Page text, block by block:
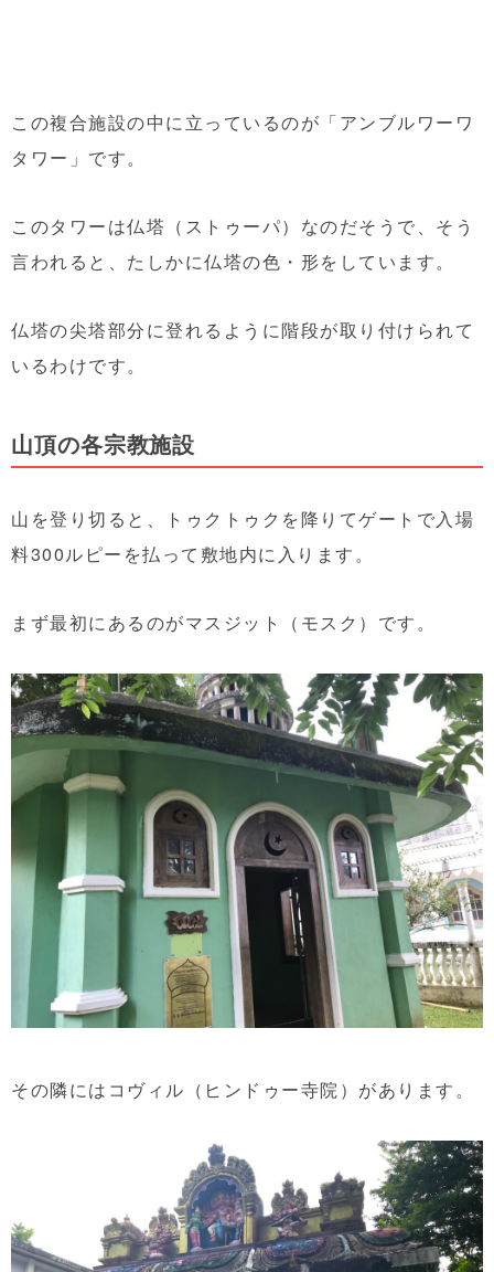
この複合施設の中に立っているのが「アンブルワーワ
タワー」です。
このタワーは仏塔（ストゥーパ）なのだそうで、そう
言われると、たしかに仏塔の色・形をしています。
仏塔の尖塔部分に登れるように階段が取り付けられて
いるわけです。
山頂の各宗教施設
山を登り切ると、トゥクトゥクを降りてゲートで入場
料300ルピーを払って敷地内に入ります。
まず最初にあるのがマスジット（モスク）です。
その隣にはコヴィル（ヒンドゥー寺院）があります。